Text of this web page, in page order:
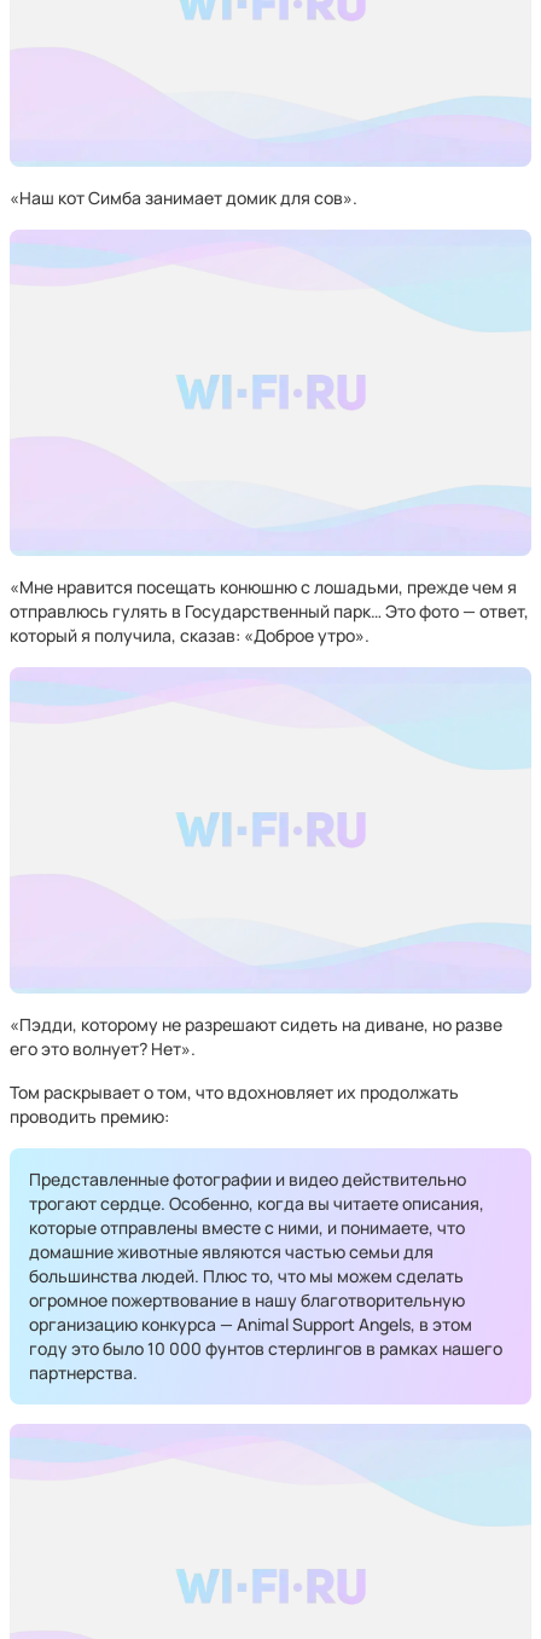
«Наш кот Симба занимает домик для сов».
«Мне нравится посещать конюшню с лошадьми, прежде чем я
отправлюсь гулять в Государственный парк… Это фото — ответ,
который я получила, сказав: «Доброе утро».
«Пэдди, которому не разрешают сидеть на диване, но разве
его это волнует? Нет».
Том раскрывает о том, что вдохновляет их продолжать
проводить премию:
Представленные фотографии и видео действительно
трогают сердце. Особенно, когда вы читаете описания,
которые отправлены вместе с ними, и понимаете, что
домашние животные являются частью семьи для
большинства людей. Плюс то, что мы можем сделать
огромное пожертвование в нашу благотворительную
организацию конкурса — Animal Support Angels, в этом
году это было 10 000 фунтов стерлингов в рамках нашего
партнерства.